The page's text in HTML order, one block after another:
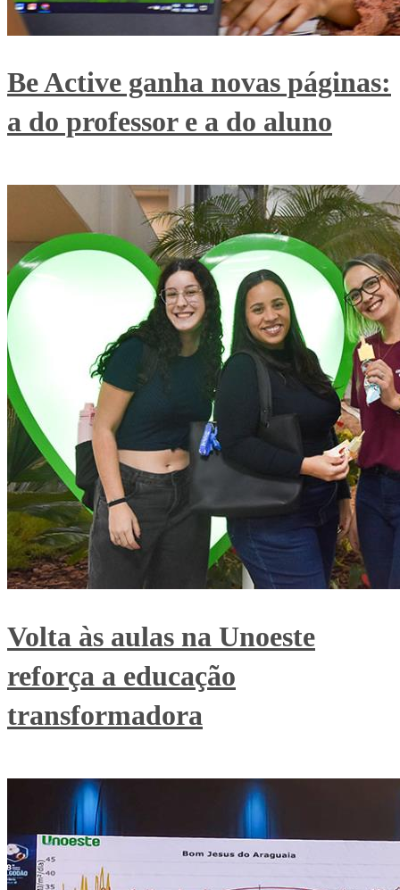
Be Active ganha novas páginas:
a do professor e a do aluno
Volta às aulas na Unoeste
reforça a educação
transformadora